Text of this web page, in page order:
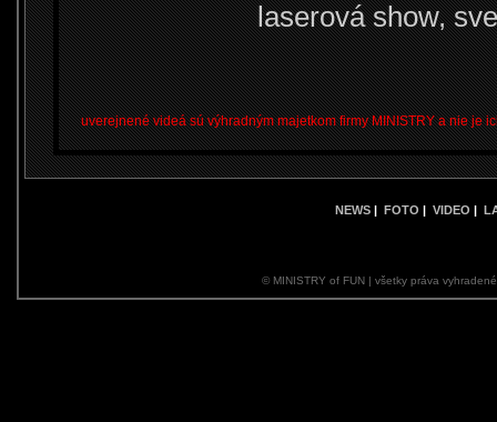
laserová show,
uverejnené videá sú výhradným majetkom firmy MINISTRY a nie
NEWS | FOTO | VIDEO |
© MINISTRY of FUN | všetky práva